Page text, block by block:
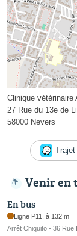
Clinique vétérinaire
27 Rue du 13e de
58000 Nevers
Trajet
Venir en
En bus
Ligne P11, à 132 m
Arrêt Chiquito - 36 Rue